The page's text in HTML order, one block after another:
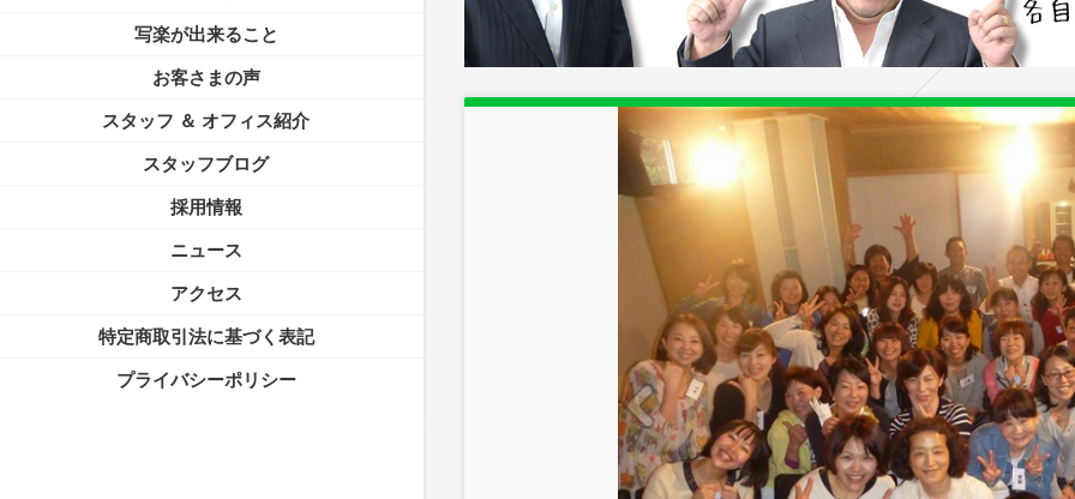
写楽が出来ること
お客さまの声
スタッフ ＆ オフィス紹介
スタッフブログ
採用情報
ニュース
アクセス
特定商取引法に基づく表記
プライバシーポリシー